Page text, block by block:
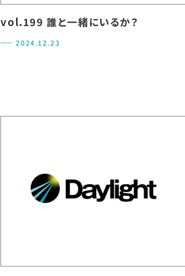
vol.199 誰と一緒にいるか？
2024.12.23